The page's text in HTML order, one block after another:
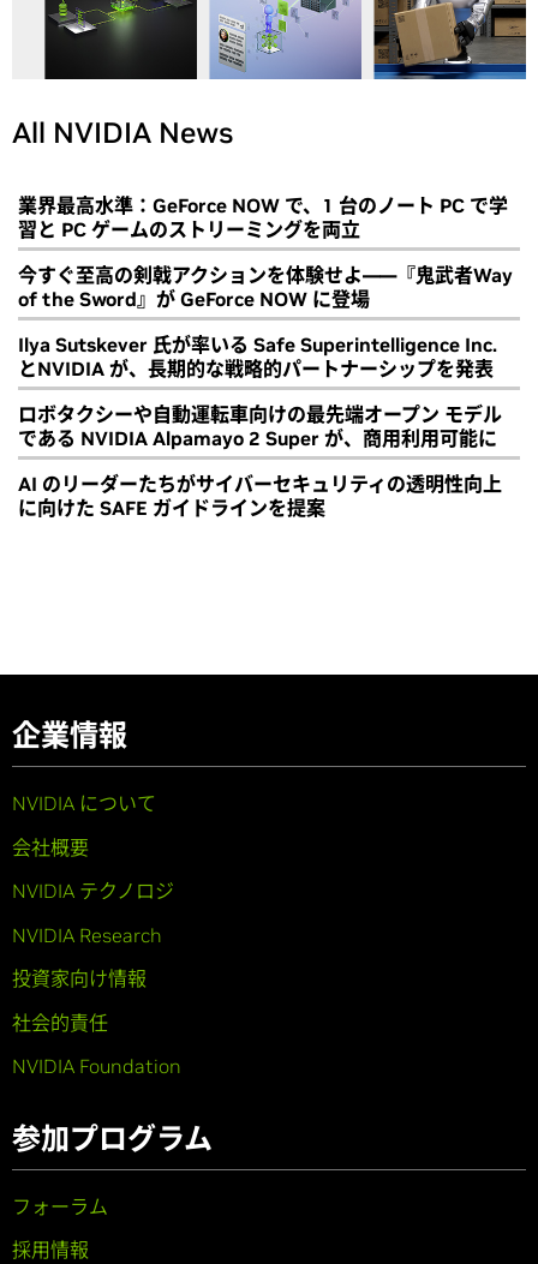
All NVIDIA News
業界最高水準：GeForce NOW で、1 台のノート PC で学
習と PC ゲームのストリーミングを両立
今すぐ至高の剣戟アクションを体験せよ――『鬼武者Way
of the Sword』が GeForce NOW に登場
Ilya Sutskever 氏が率いる Safe Superintelligence Inc.
とNVIDIA が、長期的な戦略的パートナーシップを発表
ロボタクシーや自動運転車向けの最先端オープン モデル
である NVIDIA Alpamayo 2 Super が、商用利用可能に
AI のリーダーたちがサイバーセキュリティの透明性向上
に向けた SAFE ガイドラインを提案
企業情報
NVIDIA について
会社概要
NVIDIA テクノロジ
NVIDIA Research
投資家向け情報
社会的責任
NVIDIA Foundation
参加プログラム
フォーラム
採用情報